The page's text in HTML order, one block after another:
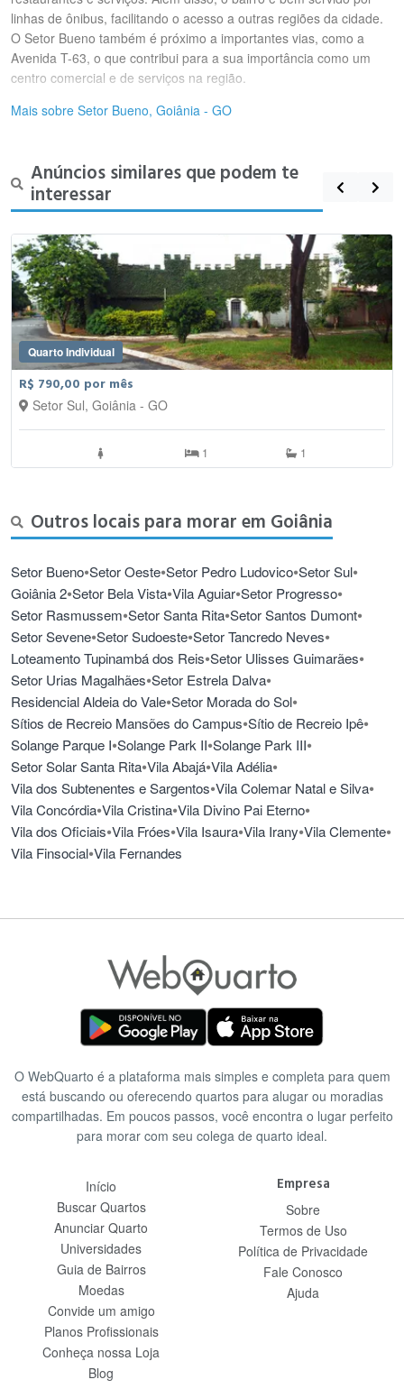
linhas de ônibus, facilitando o acesso a outras regiões da cidade.
O Setor Bueno também é próximo a importantes vias, como a
Avenida T-63, o que contribui para a sua importância como um
centro comercial e de serviços na região.
Mais sobre Setor Bueno, Goiânia - GO
Anúncios similares que podem te
interessar
Quarto Individual
R$ 790,00 por mês
Setor Sul, Goiânia - GO
1 1
Outros locais para morar em Goiânia
Setor Bueno•Setor Oeste•Setor Pedro Ludovico•Setor Sul•
Goiânia 2•Setor Bela Vista•Vila Aguiar•Setor Progresso•
Setor Rasmussem•Setor Santa Rita•Setor Santos Dumont•
Setor Sevene•Setor Sudoeste•Setor Tancredo Neves•
Loteamento Tupinambá dos Reis•Setor Ulisses Guimarães•
Setor Urias Magalhães•Setor Estrela Dalva•
Residencial Aldeia do Vale•Setor Morada do Sol•
Sítios de Recreio Mansões do Campus•Sítio de Recreio Ipê•
Solange Parque I•Solange Park II•Solange Park III•
Setor Solar Santa Rita•Vila Abajá•Vila Adélia•
Vila dos Subtenentes e Sargentos•Vila Colemar Natal e Silva•
Vila Concórdia•Vila Cristina•Vila Divino Pai Eterno•
Vila dos Oficiais•Vila Fróes•Vila Isaura•Vila Irany•Vila Clemente•
Vila Finsocial•Vila Fernandes
O WebQuarto é a plataforma mais simples e completa para quem
está buscando ou oferecendo quartos para alugar ou moradias
compartilhadas. Em poucos passos, você encontra o lugar perfeito
para morar com seu colega de quarto ideal.
Início
Buscar Quartos
Anunciar Quarto
Universidades
Guia de Bairros
Moedas
Convide um amigo
Planos Profissionais
Conheça nossa Loja
Blog
Empresa
Sobre
Termos de Uso
Política de Privacidade
Fale Conosco
Ajuda